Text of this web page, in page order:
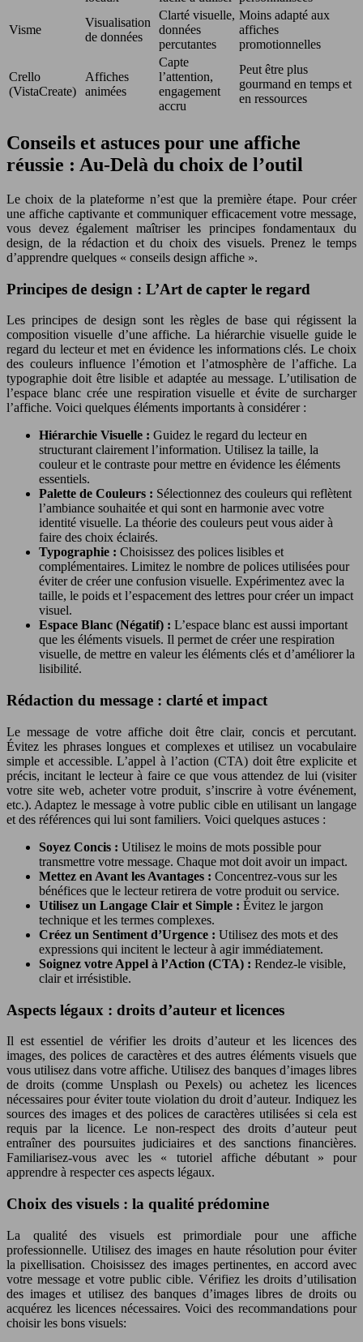
Visme
Visualisation
de données
Clarté visuelle,
données
percutantes
Moins adapté aux
affiches
promotionnelles
Crello
(VistaCreate)
Affiches
animées
Capte
l’attention,
engagement
accru
Peut être plus
gourmand en temps et
en ressources
Conseils et astuces pour une affiche
réussie : Au-Delà du choix de l’outil
Le choix de la plateforme n’est que la première étape. Pour créer
une affiche captivante et communiquer efficacement votre message,
vous devez également maîtriser les principes fondamentaux du
design, de la rédaction et du choix des visuels. Prenez le temps
d’apprendre quelques « conseils design affiche ».
Principes de design : L’Art de capter le regard
Les principes de design sont les règles de base qui régissent la
composition visuelle d’une affiche. La hiérarchie visuelle guide le
regard du lecteur et met en évidence les informations clés. Le choix
des couleurs influence l’émotion et l’atmosphère de l’affiche. La
typographie doit être lisible et adaptée au message. L’utilisation de
l’espace blanc crée une respiration visuelle et évite de surcharger
l’affiche. Voici quelques éléments importants à considérer :
Hiérarchie Visuelle : Guidez le regard du lecteur en
structurant clairement l’information. Utilisez la taille, la
couleur et le contraste pour mettre en évidence les éléments
essentiels.
Palette de Couleurs : Sélectionnez des couleurs qui reflètent
l’ambiance souhaitée et qui sont en harmonie avec votre
identité visuelle. La théorie des couleurs peut vous aider à
faire des choix éclairés.
Typographie : Choisissez des polices lisibles et
complémentaires. Limitez le nombre de polices utilisées pour
éviter de créer une confusion visuelle. Expérimentez avec la
taille, le poids et l’espacement des lettres pour créer un impact
visuel.
Espace Blanc (Négatif) : L’espace blanc est aussi important
que les éléments visuels. Il permet de créer une respiration
visuelle, de mettre en valeur les éléments clés et d’améliorer la
lisibilité.
Rédaction du message : clarté et impact
Le message de votre affiche doit être clair, concis et percutant.
Évitez les phrases longues et complexes et utilisez un vocabulaire
simple et accessible. L’appel à l’action (CTA) doit être explicite et
précis, incitant le lecteur à faire ce que vous attendez de lui (visiter
votre site web, acheter votre produit, s’inscrire à votre événement,
etc.). Adaptez le message à votre public cible en utilisant un langage
et des références qui lui sont familiers. Voici quelques astuces :
Soyez Concis : Utilisez le moins de mots possible pour
transmettre votre message. Chaque mot doit avoir un impact.
Mettez en Avant les Avantages : Concentrez-vous sur les
bénéfices que le lecteur retirera de votre produit ou service.
Utilisez un Langage Clair et Simple : Évitez le jargon
technique et les termes complexes.
Créez un Sentiment d’Urgence : Utilisez des mots et des
expressions qui incitent le lecteur à agir immédiatement.
Soignez votre Appel à l’Action (CTA) : Rendez-le visible,
clair et irrésistible.
Aspects légaux : droits d’auteur et licences
Il est essentiel de vérifier les droits d’auteur et les licences des
images, des polices de caractères et des autres éléments visuels que
vous utilisez dans votre affiche. Utilisez des banques d’images libres
de droits (comme Unsplash ou Pexels) ou achetez les licences
nécessaires pour éviter toute violation du droit d’auteur. Indiquez les
sources des images et des polices de caractères utilisées si cela est
requis par la licence. Le non-respect des droits d’auteur peut
entraîner des poursuites judiciaires et des sanctions financières.
Familiarisez-vous avec les « tutoriel affiche débutant » pour
apprendre à respecter ces aspects légaux.
Choix des visuels : la qualité prédomine
La qualité des visuels est primordiale pour une affiche
professionnelle. Utilisez des images en haute résolution pour éviter
la pixellisation. Choisissez des images pertinentes, en accord avec
votre message et votre public cible. Vérifiez les droits d’utilisation
des images et utilisez des banques d’images libres de droits ou
acquérez les licences nécessaires. Voici des recommandations pour
choisir les bons visuels: